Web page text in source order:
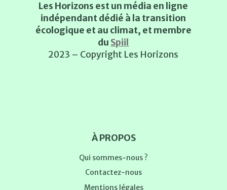
Les Horizons est un média en ligne
indépendant dédié à la transition
écologique et au climat, et membre
du Spiil
2023 – Copyright Les Horizons
À PROPOS
Qui sommes-nous ?
Contactez-nous
Mentions légales